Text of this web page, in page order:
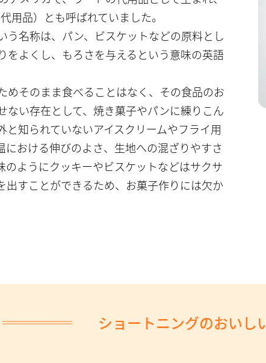
用品）とも呼ばれていました。
う名称は、パン、ビスケットなどの原料とし
をよくし、もろさを与えるという意味の英語
めそのまま食べることはなく、その食品のお
ない存在として、焼き菓子やパンに練りこん
と知られていないアイスクリームやフライ用
における伸びのよさ、生地への混ざりやすさ
のようにクッキーやビスケットなどはサクサ
出すことができるため、お菓子作りには欠か
ショートニングのおいし